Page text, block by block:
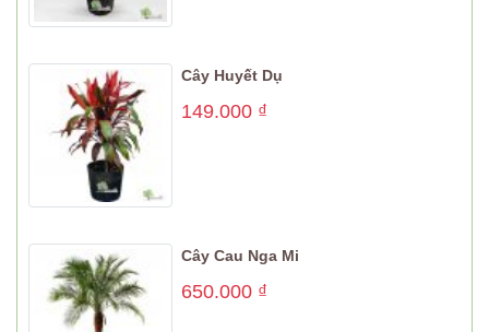
Cây Huyết Dụ
149.000 ₫
Cây Cau Nga Mi
650.000 ₫